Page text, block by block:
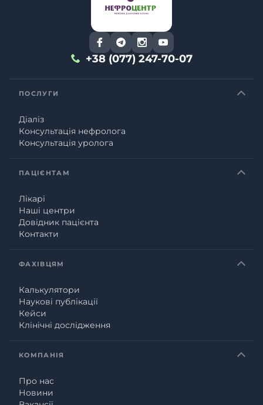
+38 (077) 247-70-07
ПОСЛУГИ
Діаліз
Консультація нефролога
Консультація уролога
ПАЦІЄНТАМ
Лікарі
Наші центри
Довідник пацієнта
Контакти
ФАХІВЦЯМ
Калькулятори
Наукові публікації
Кейси
Клінічні дослідження
КОМПАНІЯ
Про нас
Новини